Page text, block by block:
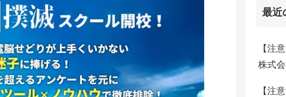
最近
【注
株式
【注